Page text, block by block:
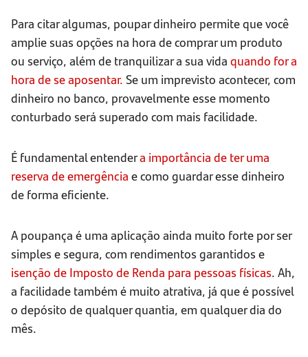
Para citar algumas, poupar dinheiro permite que você
amplie suas opções na hora de comprar um produto
ou serviço, além de tranquilizar a sua vida quando for a
hora de se aposentar. Se um imprevisto acontecer, com
dinheiro no banco, provavelmente esse momento
conturbado será superado com mais facilidade.
É fundamental entendera importância de ter uma
reserva de emergência e como guardar esse dinheiro
de forma eficiente.
A poupança é uma aplicação ainda muito forte por ser
simples e segura, com rendimentos garantidos e
isenção de Imposto de Renda para pessoas físicas. Ah,
a facilidade também é muito atrativa, já que é possível
o depósito de qualquer quantia, em qualquer dia do
mês.